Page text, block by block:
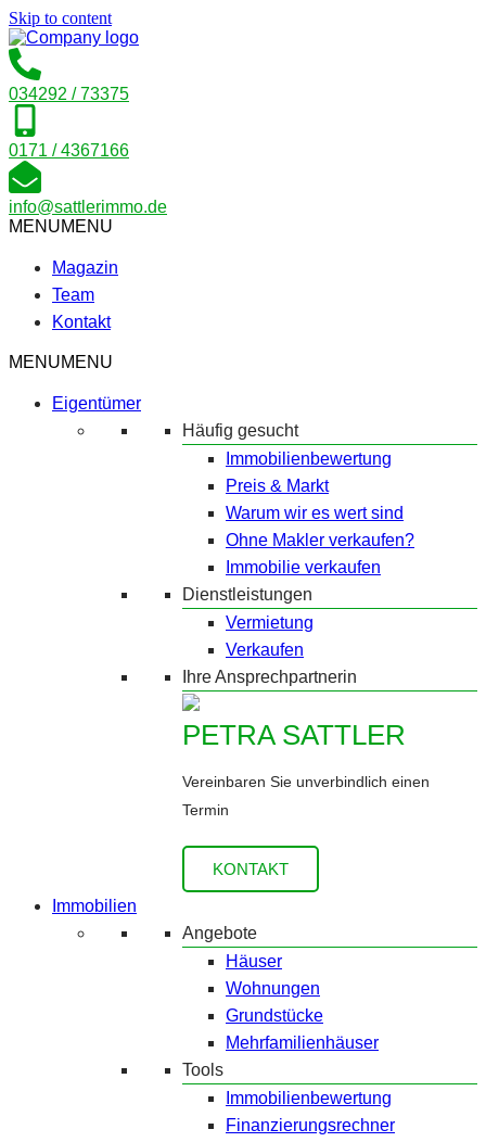
Skip to content
034292 / 73375
0171 / 4367166
info@sattlerimmo.de
MENUMENU
Magazin
Team
Kontakt
MENUMENU
Eigentümer
Häufig gesucht
Immobilienbewertung
Preis & Markt
Warum wir es wert sind
Ohne Makler verkaufen?
Immobilie verkaufen
Dienstleistungen
Vermietung
Verkaufen
Ihre Ansprechpartnerin
PETRA SATTLER
Vereinbaren Sie unverbindlich einen
Termin
KONTAKT
Immobilien
Angebote
Häuser
Wohnungen
Grundstücke
Mehrfamilienhäuser
Tools
Immobilienbewertung
Finanzierungsrechner